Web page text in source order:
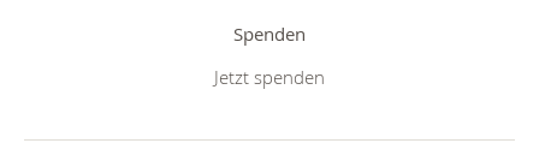
Spenden
Jetzt spenden